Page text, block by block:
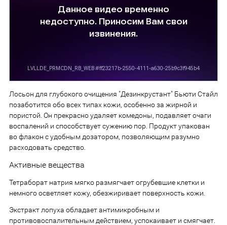
Лосьон для глубокого очищения "Дезинкрустант" Бьюти Стайл
позаботится обо всех типах кожи, особенно за жирной и
пористой. Он прекрасно удаляет комедоны, подавляет очаги
воспалений и способствует сужению пор. Продукт упакован
во флакон с удобным дозатором, позволяющим разумно
расходовать средство.
Активные вещества
Тетраборат натрия мягко размягчает огрубевшие клетки и
немного осветляет кожу, обезжиривает поверхность кожи.
Экстракт лопуха обладает антимикробным и
противовоспалительным действием, успокаивает и смягчает.